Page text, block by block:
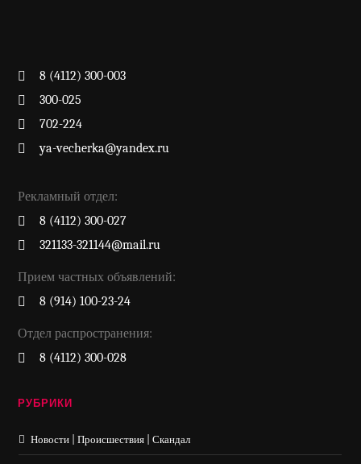
8 (4112) 300-003
300-025
702-224
ya-vecherka@yandex.ru
Рекламный отдел:
8 (4112) 300-027
321133-321144@mail.ru
Прием частных объявлений:
8 (914) 100-23-24
Отдел распространения:
8 (4112) 300-028
РУБРИКИ
Новости | Происшествия | Скандал